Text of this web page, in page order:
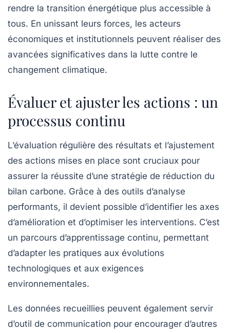
rendre la transition énergétique plus accessible à
tous. En unissant leurs forces, les acteurs
économiques et institutionnels peuvent réaliser des
avancées significatives dans la lutte contre le
changement climatique.
Évaluer et ajuster les actions : un
processus continu
L’évaluation régulière des résultats et l’ajustement
des actions mises en place sont cruciaux pour
assurer la réussite d’une stratégie de réduction du
bilan carbone. Grâce à des outils d’analyse
performants, il devient possible d’identifier les axes
d’amélioration et d’optimiser les interventions. C’est
un parcours d’apprentissage continu, permettant
d’adapter les pratiques aux évolutions
technologiques et aux exigences
environnementales.
Les données recueillies peuvent également servir
d’outil de communication pour encourager d’autres